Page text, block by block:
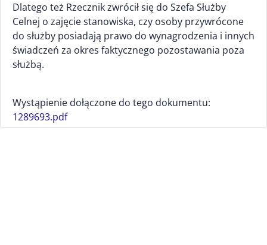
Dlatego też Rzecznik zwrócił się do Szefa Służby
Celnej o zajęcie stanowiska, czy osoby przywrócone
do służby posiadają prawo do wynagrodzenia i innych
świadczeń za okres faktycznego pozostawania poza
służbą.
Wystąpienie dołączone do tego dokumentu:
1289693.pdf